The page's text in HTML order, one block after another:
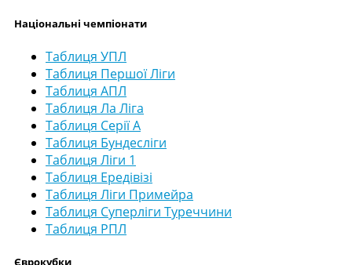
Національні чемпіонати
Таблиця УПЛ
Таблиця Першої Ліги
Таблиця АПЛ
Таблиця Ла Ліга
Таблиця Серії А
Таблиця Бундесліги
Таблиця Ліги 1
Таблиця Ередівізі
Таблиця Ліги Примейра
Таблиця Суперліги Туреччини
Таблиця РПЛ
Єврокубки